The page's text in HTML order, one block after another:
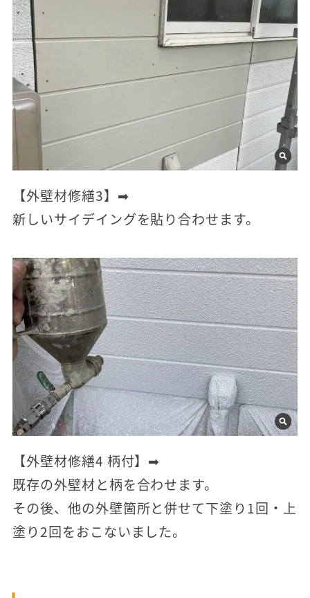
【外壁材修繕3】➡
新しいサイデイングを貼り合わせます。
【外壁材修繕4 柄付】➡
既存の外壁材と柄を合わせます。
その後、他の外壁箇所と併せて下塗り1回・上
塗り2回をおこないました。